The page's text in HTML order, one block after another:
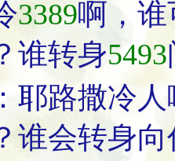
3389啊，谁
谁转身5493
耶路撒冷
谁会转身